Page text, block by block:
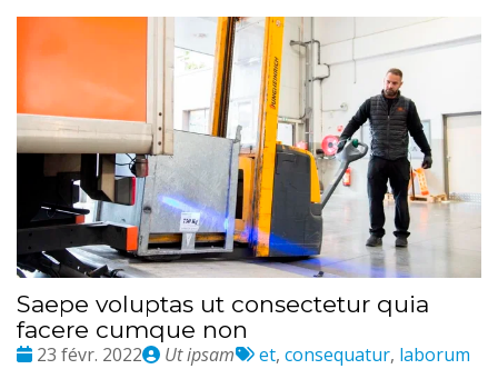
Saepe voluptas ut consectetur quia
facere cumque non
Date
23 févr. 2022
Publié
Ut ipsam
Tags
et, consequatur, laborum